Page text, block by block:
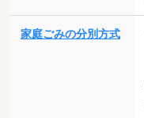
家庭ごみの分別方式